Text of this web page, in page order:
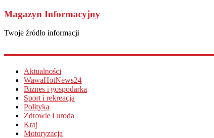
Magazyn Informacyjny
Twoje źródło informacji
Aktualności
WawaHotNews24
Biznes i gospodarka
Sport i rekreacja
Polityka
Zdrowie i uroda
Kraj
Motoryzacja